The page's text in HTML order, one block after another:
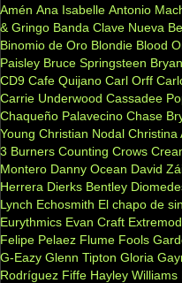
Amén Ana Isabelle Antonio
& Gringo Banda Clave Nueva
Binomio de Oro Blondie Blood
Paisley Bruce Springsteen
CD9 Cafe Quijano Carl Orff
Carrie Underwood Cassadee
Chaqueño Palavecino Chase
Young Christian Nodal Christina
3 Burners Counting Crows
Montero Danny Ocean David
Herrera Dierks Bentley
Lynch Echosmith El chapo de
Eurythmics Evan Craft
Felipe Pelaez Flume Fools
G-Eazy Glenn Tipton Gloria
Rodríguez Fiffe Hayley Williams